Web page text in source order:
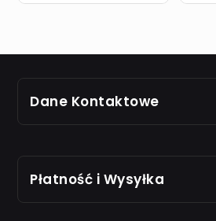
Dane Kontaktowe
(+48) 888 561 463
na e-maile odpisujemy od 8.00 do
Płatność i Wysyłka